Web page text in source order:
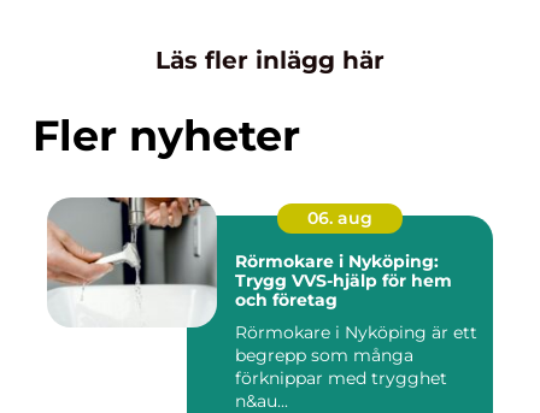
Läs fler inlägg här
Fler nyheter
06. aug
Rörmokare i Nyköping:
Trygg VVS-hjälp för hem
och företag
Rörmokare i Nyköping är ett
begrepp som många
förknippar med trygghet
n&au...